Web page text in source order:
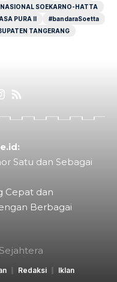
SOEKARNO-HATTA
PURA II
#bandaraSoetta
TANGERANG
Satu dan Sebagai
Cepat dan
Berbagai
Redaksi Iklan